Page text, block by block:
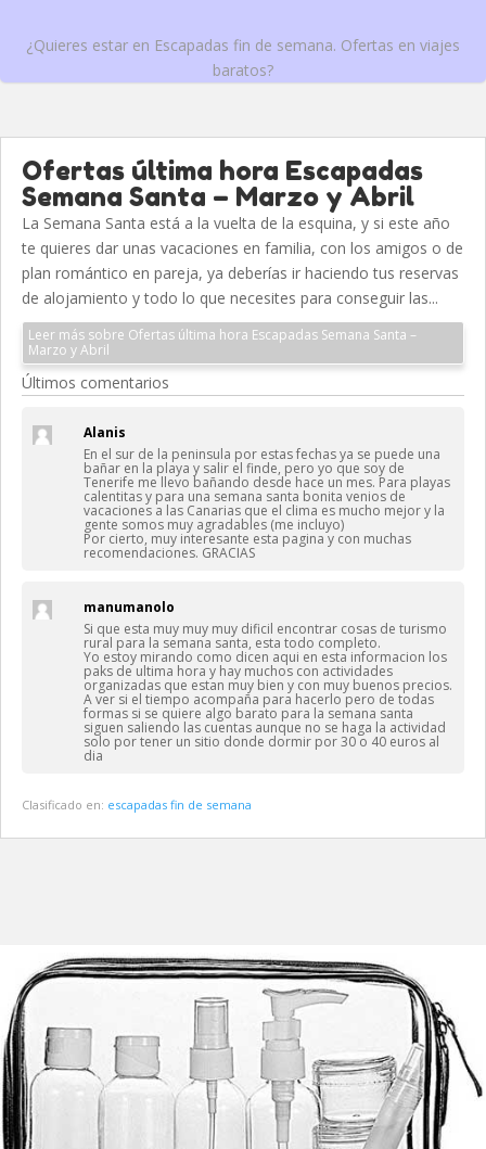
¿Quieres estar en Escapadas fin de semana. Ofertas en viajes
baratos?
Ofertas última hora Escapadas
Semana Santa – Marzo y Abril
La Semana Santa está a la vuelta de la esquina, y si este año
te quieres dar unas vacaciones en familia, con los amigos o de
plan romántico en pareja, ya deberías ir haciendo tus reservas
de alojamiento y todo lo que necesites para conseguir las...
Leer más sobre Ofertas última hora Escapadas Semana Santa –
Marzo y Abril
Últimos comentarios
Alanis
En el sur de la peninsula por estas fechas ya se puede una
bañar en la playa y salir el finde, pero yo que soy de
Tenerife me llevo bañando desde hace un mes. Para playas
calentitas y para una semana santa bonita venios de
vacaciones a las Canarias que el clima es mucho mejor y la
gente somos muy agradables (me incluyo)
Por cierto, muy interesante esta pagina y con muchas
recomendaciones. GRACIAS
manumanolo
Si que esta muy muy muy dificil encontrar cosas de turismo
rural para la semana santa, esta todo completo.
Yo estoy mirando como dicen aqui en esta informacion los
paks de ultima hora y hay muchos con actividades
organizadas que estan muy bien y con muy buenos precios.
A ver si el tiempo acompaña para hacerlo pero de todas
formas si se quiere algo barato para la semana santa
siguen saliendo las cuentas aunque no se haga la actividad
solo por tener un sitio donde dormir por 30 o 40 euros al
dia
Clasificado en: escapadas fin de semana